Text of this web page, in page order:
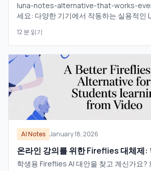
luna-notes-alternative-that-works-
세요: 다양한 기기에서 작동하는 실용적인
12 분 읽기
AI Notes January 18, 2026
온라인 강의를 위한 Fireflies 대체제:
학생용 Fireflies AI 대안을 찾고 계신가요?